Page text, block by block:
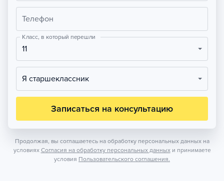
Телефон
Класс, в который перешли
11
Я старшеклассник
Записаться на консультацию
Продолжая, вы соглашаетесь на обработку персональных данных на
условиях Согласия на обработку персональных данных и принимаете
условия Пользовательского соглашения.